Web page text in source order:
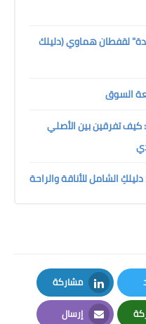
لقفطان هماوي (دليلك
السوق
كيف تفرقين بين الأصلي
الشامل للأناقة والراحة
مشاركة
LinkedIn
إرسال